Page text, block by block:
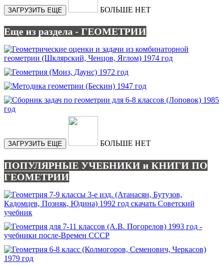
ЗАГРУЗИТЬ ЕЩЕ БОЛЬШЕ НЕТ
Еще из раздела - ГЕОМЕТРИИ
ЗАГРУЗИТЬ ЕЩЕ БОЛЬШЕ НЕТ
ПОПУЛЯРНЫЕ УЧЕБНИКИ и КНИГИ ПО
ГЕОМЕТРИИ